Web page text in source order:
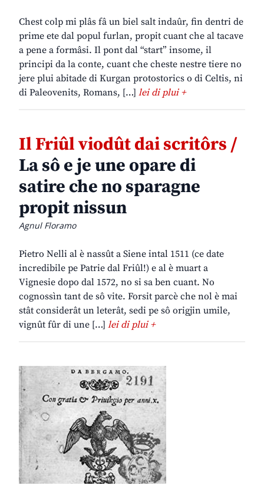
Chest colp mi plâs fâ un biel salt indaûr, fin dentri de
prime ete dal popul furlan, propit cuant che al tacave
a pene a formâsi. Il pont dal “start” insome, il
principi da la conte, cuant che cheste nestre tiere no
jere plui abitade di Kurgan protostorics o di Celtis, ni
di Paleovenits, Romans, […] lei di plui +
Il Friûl viodût dai scritôrs /
La sô e je une opare di
satire che no sparagne
propit nissun
Agnul Floramo
Pietro Nelli al è nassût a Siene intal 1511 (ce date
incredibile pe Patrie dal Friûl!) e al è muart a
Vignesie dopo dal 1572, no si sa ben cuant. No
cognossìn tant de sô vite. Forsit parcè che nol è mai
stât considerât un leterât, sedi pe sô origjin umile,
vignût fûr di une […] lei di plui +